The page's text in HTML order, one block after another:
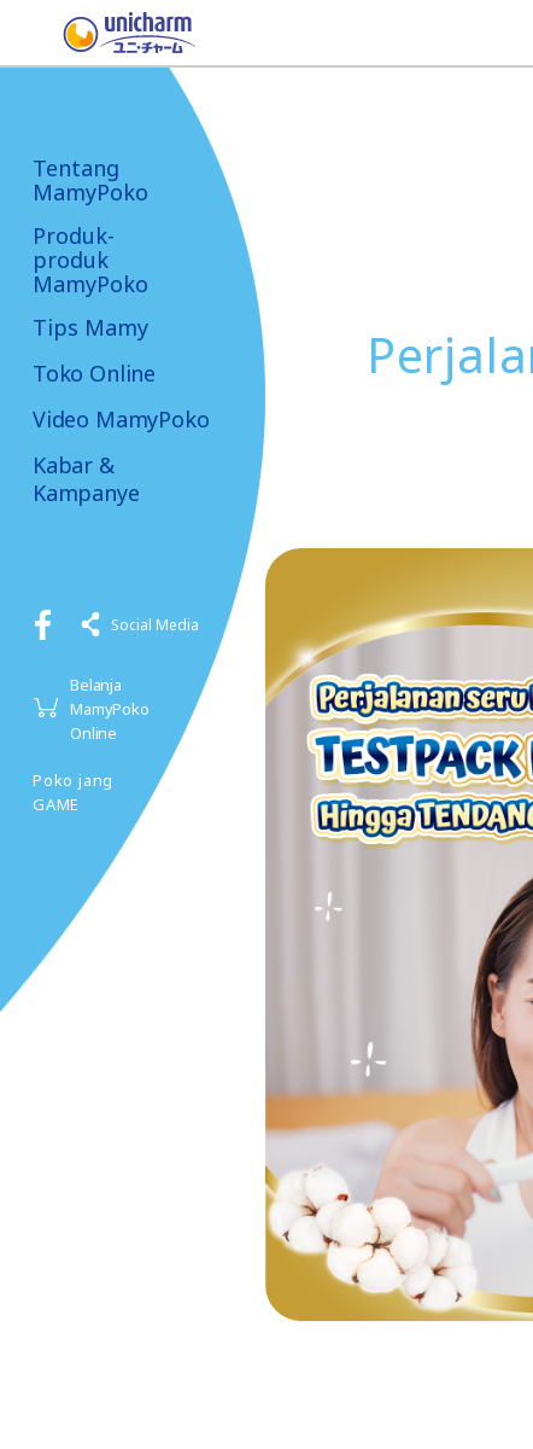
Tentang
MamyPoko
Produk-
produk
MamyPoko
Tips Mamy
Toko Online
Video MamyPoko
Kabar &
Kampanye
Social Media
Belanja
MamyPoko
Online
Poko jang
GAME